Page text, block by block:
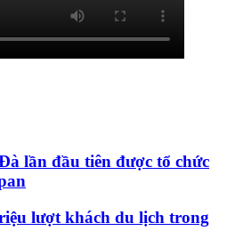
lần đầu tiên được tổ chức
lượt khách du lịch trong